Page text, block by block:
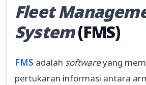
Fleet
System(FMS)
FMS adalah softwareyang
pertukaran informasi antara